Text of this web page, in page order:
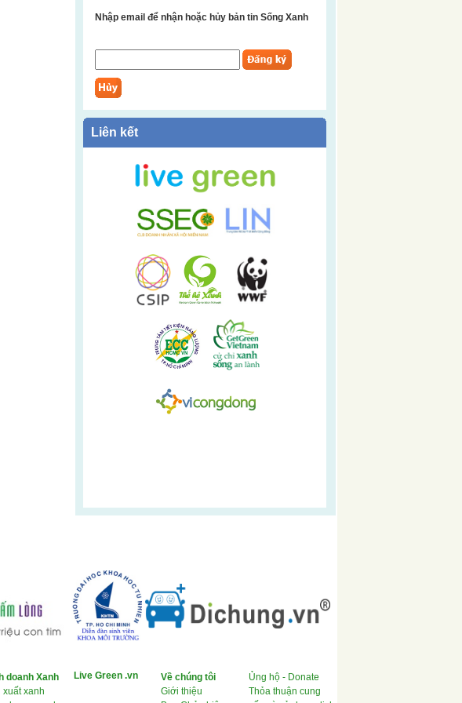
Nhập email để nhận hoặc hủy bản tin Sống Xanh
Liên kết
doanh Xanh
xuất xanh
Live Green .vn
Về chúng tôi
Giới thiệu
Ủng hộ - Donate
Thỏa thuận cung